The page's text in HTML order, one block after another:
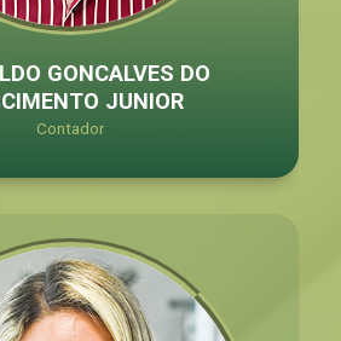
GONCALVES DO
JUNIOR
Contador